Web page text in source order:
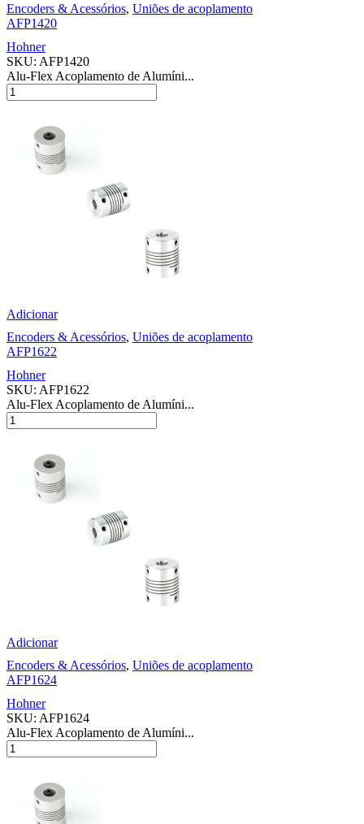
Encoders & Acessórios, Uniões de acoplamento
AFP1420
Hohner
SKU: AFP1420
Alu-Flex Acoplamento de Alumíni...
Adicionar
Encoders & Acessórios, Uniões de acoplamento
AFP1622
Hohner
SKU: AFP1622
Alu-Flex Acoplamento de Alumíni...
Adicionar
Encoders & Acessórios, Uniões de acoplamento
AFP1624
Hohner
SKU: AFP1624
Alu-Flex Acoplamento de Alumíni...